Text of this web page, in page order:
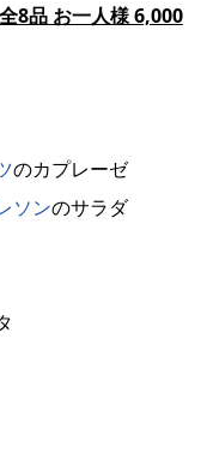
8品 お一人様 6,000
のカプレーゼ
ソンのサラダ